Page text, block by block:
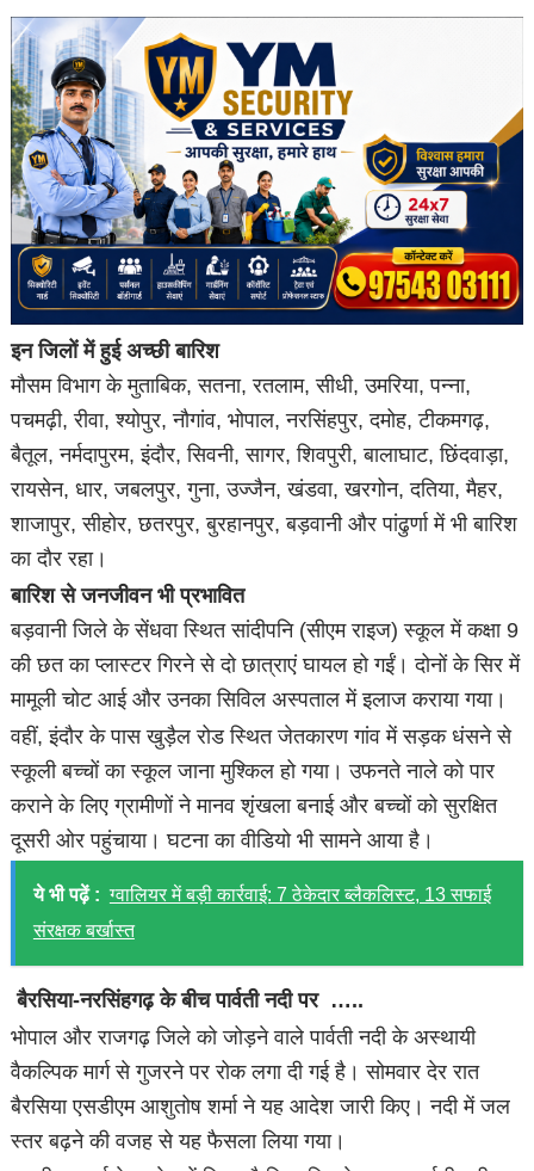
इन जिलों में हुई अच्छी बारिश
मौसम विभाग के मुताबिक, सतना, रतलाम, सीधी, उमरिया, पन्ना,
पचमढ़ी, रीवा, श्योपुर, नौगांव, भोपाल, नरसिंहपुर, दमोह, टीकमगढ़,
बैतूल, नर्मदापुरम, इंदौर, सिवनी, सागर, शिवपुरी, बालाघाट, छिंदवाड़ा,
रायसेन, धार, जबलपुर, गुना, उज्जैन, खंडवा, खरगोन, दतिया, मैहर,
शाजापुर, सीहोर, छतरपुर, बुरहानपुर, बड़वानी और पांढुर्णा में भी बारिश
का दौर रहा।
बारिश से जनजीवन भी प्रभावित
बड़वानी जिले के सेंधवा स्थित सांदीपनि (सीएम राइज) स्कूल में कक्षा 9
की छत का प्लास्टर गिरने से दो छात्राएं घायल हो गईं। दोनों के सिर में
मामूली चोट आई और उनका सिविल अस्पताल में इलाज कराया गया।
वहीं, इंदौर के पास खुड़ैल रोड स्थित जेतकारण गांव में सड़क धंसने से
स्कूली बच्चों का स्कूल जाना मुश्किल हो गया। उफनते नाले को पार
कराने के लिए ग्रामीणों ने मानव शृंखला बनाई और बच्चों को सुरक्षित
दूसरी ओर पहुंचाया। घटना का वीडियो भी सामने आया है।
ये भी पढ़ें : ग्वालियर में बड़ी कार्रवाई: 7 ठेकेदार ब्लैकलिस्ट, 13 सफाई
संरक्षक बर्खास्त
बैरसिया-नरसिंहगढ़ के बीच पार्वती नदी पर …..
भोपाल और राजगढ़ जिले को जोड़ने वाले पार्वती नदी के अस्थायी
वैकल्पिक मार्ग से गुजरने पर रोक लगा दी गई है। सोमवार देर रात
बैरसिया एसडीएम आशुतोष शर्मा ने यह आदेश जारी किए। नदी में जल
स्तर बढ़ने की वजह से यह फैसला लिया गया।